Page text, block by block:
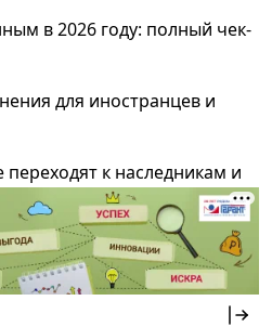
в 2026 году: полный чек-
для иностранцев и
к наследникам и